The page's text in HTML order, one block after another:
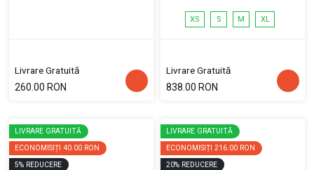
Livrare Gratuită
260.00 RON
XS S M XL
Livrare Gratuită
838.00 RON
LIVRARE GRATUITĂ
ECONOMISIȚI 40.00 RON
5% REDUCERE
LIVRARE GRATUITĂ
ECONOMISIȚI 216.00 RON
20% REDUCERE